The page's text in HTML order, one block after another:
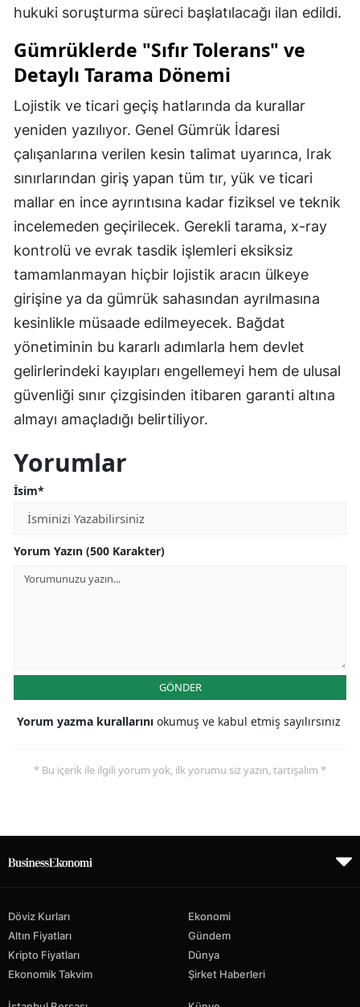
hukuki soruşturma süreci başlatılacağı ilan edildi.
Gümrüklerde "Sıfır Tolerans" ve
Detaylı Tarama Dönemi
Lojistik ve ticari geçiş hatlarında da kurallar
yeniden yazılıyor. Genel Gümrük İdaresi
çalışanlarına verilen kesin talimat uyarınca, Irak
sınırlarından giriş yapan tüm tır, yük ve ticari
mallar en ince ayrıntısına kadar fiziksel ve teknik
incelemeden geçirilecek. Gerekli tarama, x-ray
kontrolü ve evrak tasdik işlemleri eksiksiz
tamamlanmayan hiçbir lojistik aracın ülkeye
girişine ya da gümrük sahasından ayrılmasına
kesinlikle müsaade edilmeyecek. Bağdat
yönetiminin bu kararlı adımlarla hem devlet
gelirlerindeki kayıpları engellemeyi hem de ulusal
güvenliği sınır çizgisinden itibaren garanti altına
almayı amaçladığı belirtiliyor.
Yorumlar
İsim*
Yorum Yazın (500 Karakter)
GÖNDER
Yorum yazma kurallarını okumuş ve kabul etmiş sayılırsınız
* Bu içerik ile ilgili yorum yok, ilk yorumu siz yazın, tartışalım *
Döviz Kurları
Altın Fiyatları
Kripto Fiyatları
Ekonomik Takvim
Ekonomi
Gündem
Dünya
Şirket Haberleri